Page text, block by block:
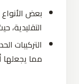
بعض الأنواع
التقليدية،
التركيبات
مما يجعلها